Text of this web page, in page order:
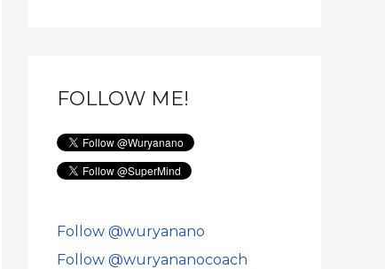
FOLLOW ME!
Follow @wuryanano
Follow @wuryananocoach